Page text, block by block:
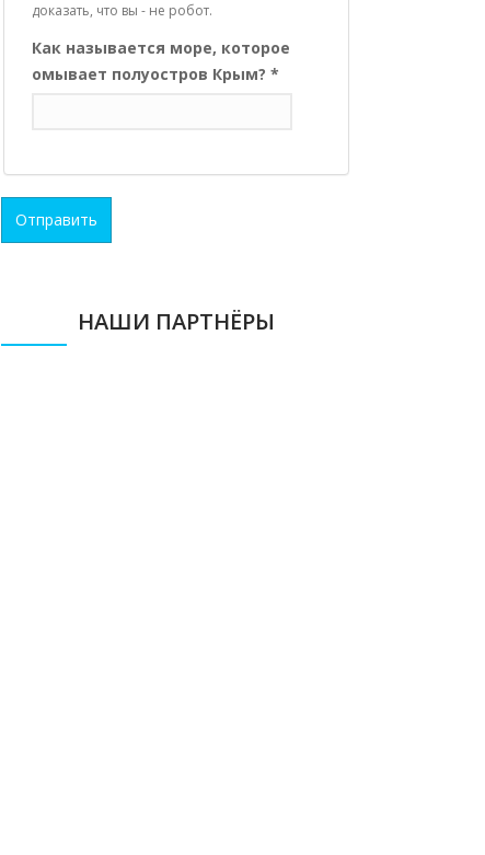
доказать, что вы - не робот.
Как называется море, которое
омывает полуостров Крым? *
Отправить
НАШИ ПАРТНЁРЫ